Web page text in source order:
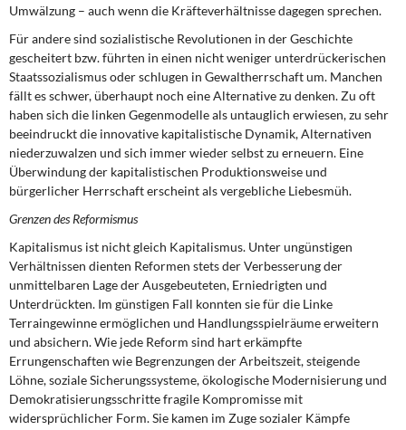
Über mich
Kontakt
Umwälzung – auch wenn die Kräfteverhältnisse dagegen sprechen.
Für andere sind sozialistische Revolutionen in der Geschichte
gescheitert bzw. führten in einen nicht weniger unterdrückerischen
Staatssozialismus oder schlugen in Gewaltherrschaft um. Manchen
fällt es schwer, überhaupt noch eine Alternative zu denken. Zu oft
haben sich die linken Gegenmodelle als untauglich erwiesen, zu sehr
beeindruckt die innovative kapitalistische Dynamik, Alternativen
niederzuwalzen und sich immer wieder selbst zu erneuern. Eine
Überwindung der kapitalistischen Produktionsweise und
bürgerlicher Herrschaft erscheint als vergebliche Liebesmüh.
Grenzen des Reformismus
Kapitalismus ist nicht gleich Kapitalismus. Unter ungünstigen
Verhältnissen dienten Reformen stets der Verbesserung der
unmittelbaren Lage der Ausgebeuteten, Erniedrigten und
Unterdrückten. Im günstigen Fall konnten sie für die Linke
Terraingewinne ermöglichen und Handlungsspielräume erweitern
und absichern. Wie jede Reform sind hart erkämpfte
Errungenschaften wie Begrenzungen der Arbeitszeit, steigende
Löhne, soziale Sicherungssysteme, ökologische Modernisierung und
Demokratisierungsschritte fragile Kompromisse mit
widersprüchlicher Form. Sie kamen im Zuge sozialer Kämpfe